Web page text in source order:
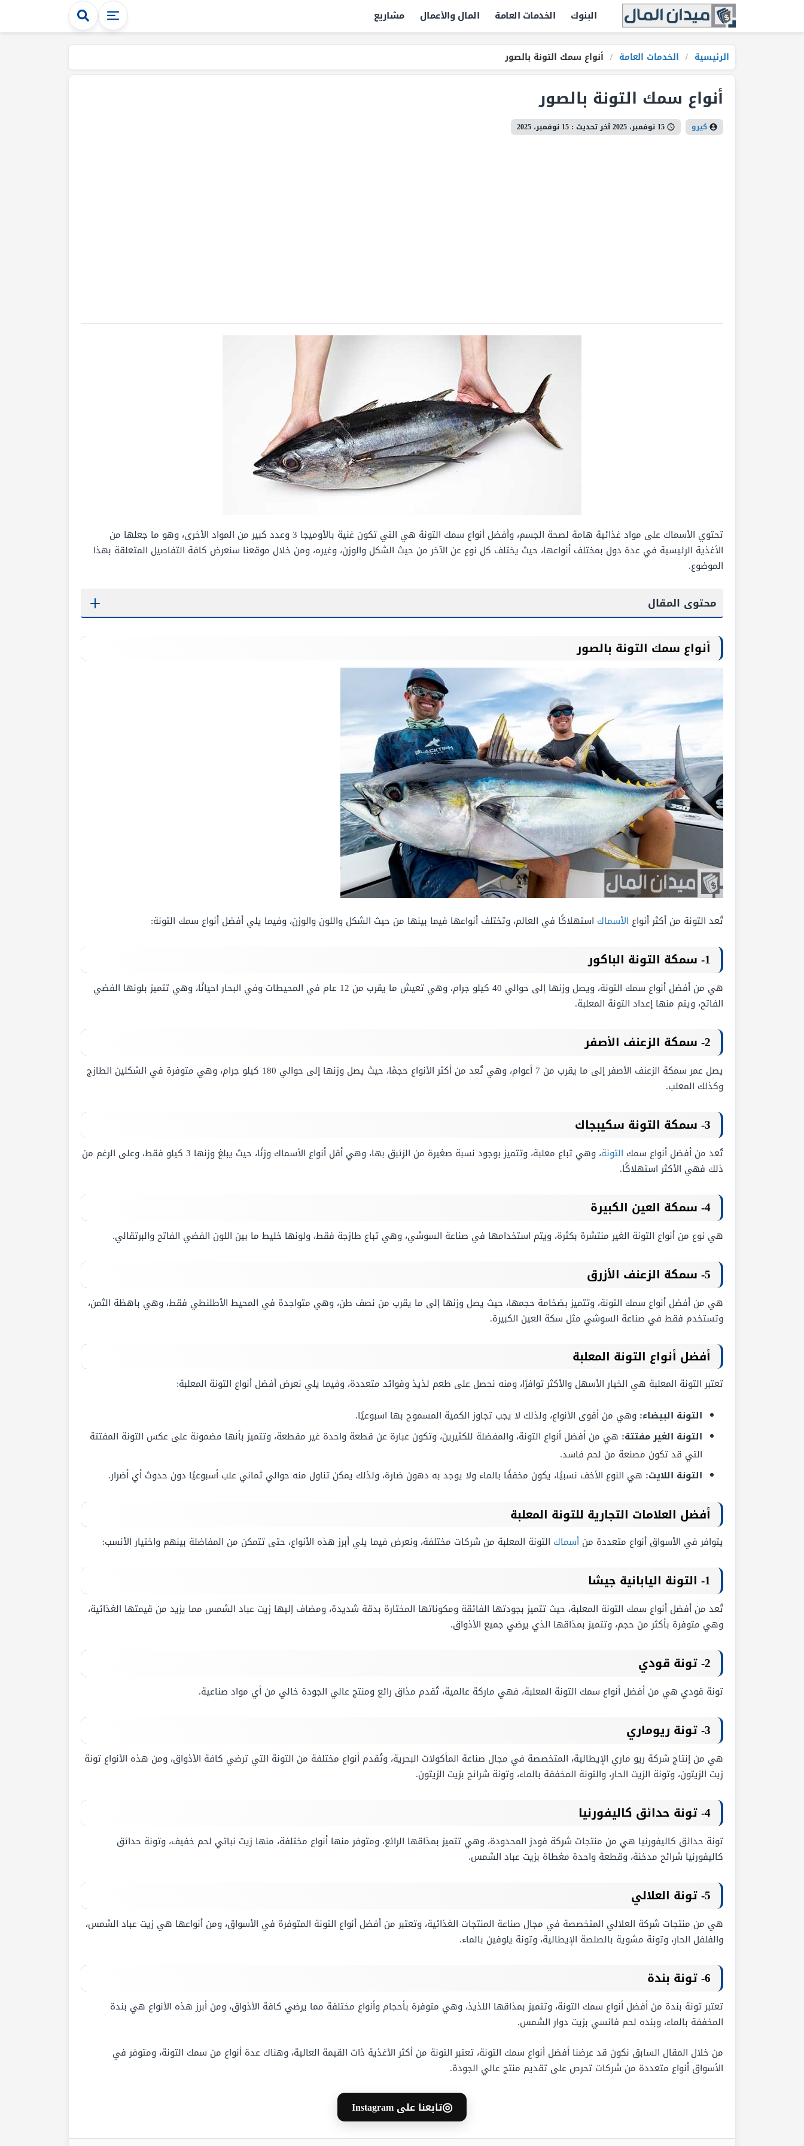
البنوك الخدمات العامة المال والأعمال مشاريع
الرئيسية / الخدمات العامة / أنواع سمك التونة بالصور
أنواع سمك التونة بالصور
كيرو 15 نوفمبر، 2025 آخر تحديث : 15 نوفمبر، 2025
تحتوي الأسماك على مواد غذائية هامة لصحة الجسم، وأفضل أنواع سمك التونة هي التي تكون غنية بالأوميجا 3 وعدد كبير من المواد الأخرى، وهو ما جعلها من
الأغذية الرئيسية في عدة دول بمختلف أنواعها، حيث يختلف كل نوع عن الآخر من حيث الشكل والوزن، وغيره، ومن خلال موقعنا سنعرض كافة التفاصيل المتعلقة بهذا
الموضوع.
محتوى المقال
أنواع سمك التونة بالصور
تُعد التونة من أكثر أنواع الأسماك استهلاكًا في العالم، وتختلف أنواعها فيما بينها من حيث الشكل واللون والوزن، وفيما يلي أفضل أنواع سمك التونة:
1- سمكة التونة الباكور
هي من أفضل أنواع سمك التونة، ويصل وزنها إلى حوالي 40 كيلو جرام، وهي تعيش ما يقرب من 12 عام في المحيطات وفي البحار احيانًا، وهي تتميز بلونها الفضي
الفاتح، ويتم منها إعداد التونة المعلبة.
2- سمكة الزعنف الأصفر
يصل عمر سمكة الزعنف الأصفر إلى ما يقرب من 7 أعوام، وهي تُعد من أكثر الأنواع حجمًا، حيث يصل وزنها إلى حوالي 180 كيلو جرام، وهي متوفرة في الشكلين الطازج
وكذلك المعلب.
3- سمكة التونة سكيبجاك
تُعد من أفضل أنواع سمك التونة
، وهي تباع معلبة، وتتميز بوجود نسبة صغيرة من الزئبق بها، وهي أقل أنواع الأسماك وزنًا، حيث يبلغ وزنها 3 كيلو فقط، وعلى الرغم من
ذلك فهي الأكثر استهلاكًا.
4- سمكة العين الكبيرة
هي نوع من أنواع التونة الغير منتشرة بكثرة، ويتم استخدامها في صناعة السوشي، وهي تباع طازجة فقط، ولونها خليط ما بين اللون الفضي الفاتح والبرتقالي.
5- سمكة الزعنف الأزرق
هي من أفضل أنواع سمك التونة، وتتميز بضخامة حجمها، حيث يصل وزنها إلى ما يقرب من نصف طن، وهي متواجدة في المحيط الأطلنطي فقط، وهي باهظة الثمن،
وتستخدم فقط في صناعة السوشي مثل سكة العين الكبيرة.
أفضل أنواع التونة المعلبة
تعتبر التونة المعلبة هي الخيار الأسهل والأكثر توافرًا، ومنه نحصل على طعم لذيذ وفوائد متعددة، وفيما يلي نعرض أفضل أنواع التونة المعلبة:
التونة البيضاء: وهي من أقوى الأنواع، ولذلك لا يجب تجاوز الكمية المسموح بها اسبوعيًا.
التونة الغير مفتتة: هي من أفضل أنواع التونة، والمفضلة للكثيرين، وتكون عبارة عن قطعة واحدة غير مقطعة، وتتميز بأنها مضمونة على عكس التونة المفتتة
التي قد تكون مصنعة من لحم فاسد.
التونة اللايت: هي النوع الأخف نسبيًا، يكون مخففًا بالماء ولا يوجد به دهون ضارة، ولذلك يمكن تناول منه حوالي ثماني علب أسبوعيًا دون حدوث أي أضرار.
أفضل العلامات التجارية للتونة المعلبة
يتوافر في الأسواق أنواع متعددة من أسماك التونة المعلبة من شركات مختلفة، ونعرض فيما يلي أبرز هذه الأنواع، حتى تتمكن من المفاضلة بينهم واختيار الأنسب:
1- التونة اليابانية جيشا
تُعد من أفضل أنواع سمك التونة المعلبة، حيث تتميز بجودتها الفائقة ومكوناتها المختارة بدقة شديدة، ومضاف إليها زيت عباد الشمس مما يزيد من قيمتها الغذائية،
وهي متوفرة بأكثر من حجم، وتتميز بمذاقها الذي يرضي جميع الأذواق.
2- تونة قودي
تونة قودي هي من أفضل أنواع سمك التونة المعلبة، فهي ماركة عالمية، تُقدم مذاق رائع ومنتج عالي الجودة خالي من أي مواد صناعية.
3- تونة ريوماري
هي من إنتاج شركة ريو ماري الإيطالية، المتخصصة في مجال صناعة المأكولات البحرية، وتُقدم أنواع مختلفة من التونة التي ترضي كافة الأذواق، ومن هذه الأنواع تونة
زيت الزيتون، وتونة الزيت الحار، والتونة المخففة بالماء، وتونة شرائح بزيت الزيتون.
4- تونة حدائق كاليفورنيا
تونة حدائق كاليفورنيا هي من منتجات شركة فودز المحدودة، وهي تتميز بمذاقها الرائع، ومتوفر منها أنواع مختلفة، منها زيت نباتي لحم خفيف، وتونة حدائق
كاليفورنيا شرائح مدخنة، وقطعة واحدة مغطاة بزيت عباد الشمس.
5- تونة العلالي
هي من منتجات شركة العلالي المتخصصة في مجال صناعة المنتجات الغذائية، وتعتبر من أفضل أنواع التونة المتوفرة في الأسواق، ومن أنواعها هي زيت عباد الشمس،
والفلفل الحار، وتونة مشوية بالصلصة الإيطالية، وتونة يلوفين بالماء.
6- تونة بندة
تعتبر تونة بندة من أفضل أنواع سمك التونة، وتتميز بمذاقها اللذيذ، وهي متوفرة بأحجام وأنواع مختلفة مما يرضي كافة الأذواق، ومن أبرز هذه الأنواع هي بندة
المخففة بالماء، وبنده لحم فانسي بزيت دوار الشمس.
من خلال المقال السابق نكون قد عرضنا أفضل أنواع سمك التونة، تعتبر التونة من أكثر الأغذية ذات القيمة العالية، وهناك عدة أنواع من سمك التونة، ومتوفر في
الأسواق أنواع متعددة من شركات تحرص على تقديم منتج عالي الجودة.
◎تابعنا على Instagram